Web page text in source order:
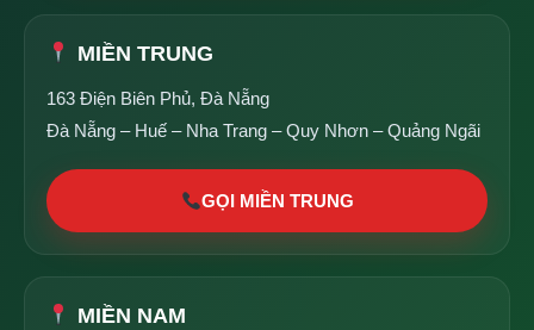
MIỀN TRUNG
163 Điện Biên Phủ, Đà Nẵng
Đà Nẵng – Huế – Nha Trang – Quy Nhơn – Quảng Ngãi
GỌI MIỀN TRUNG
MIỀN NAM